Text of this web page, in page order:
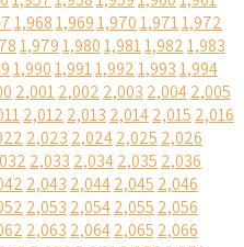
1,9681,9691,9701,9711,972
1,9791,9801,9811,9821,983
1,9901,9911,9921,9931,994
2,0012,002 2,003 2,0042,005
2,012 2,013 2,0142,015 2,016
2,023 2,0242,025 2,026
2,033 2,0342,035 2,036
2,043 2,0442,045 2,046
2,053 2,0542,055 2,056
2,063 2,0642,065 2,066